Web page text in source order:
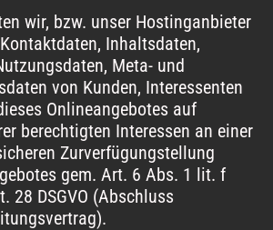
wir, bzw. unser Hostinganbieter
Inhaltsdaten,
Meta- und
von Kunden, Interessenten
Onlineangebotes auf
berechtigten Interessen an einer
Zurverfügungstellung
gem. Art. 6 Abs. 1 lit. f
28 DSGVO (Abschluss